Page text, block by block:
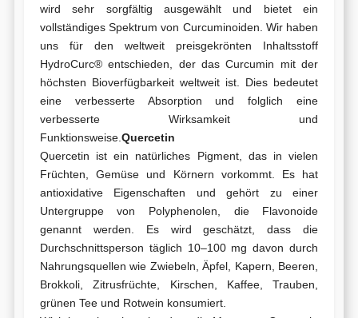
wird sehr sorgfältig ausgewählt und bietet ein
vollständiges Spektrum von Curcuminoiden. Wir haben
uns für den weltweit preisgekrönten Inhaltsstoff
HydroCurc® entschieden, der das Curcumin mit der
höchsten Bioverfügbarkeit weltweit ist. Dies bedeutet
eine verbesserte Absorption und folglich eine
verbesserte Wirksamkeit und
Funktionsweise.Quercetin
Quercetin ist ein natürliches Pigment, das in vielen
Früchten, Gemüse und Körnern vorkommt. Es hat
antioxidative Eigenschaften und gehört zu einer
Untergruppe von Polyphenolen, die Flavonoide
genannt werden. Es wird geschätzt, dass die
Durchschnittsperson täglich 10–100 mg davon durch
Nahrungsquellen wie Zwiebeln, Äpfel, Kapern, Beeren,
Brokkoli, Zitrusfrüchte, Kirschen, Kaffee, Trauben,
grünen Tee und Rotwein konsumiert.